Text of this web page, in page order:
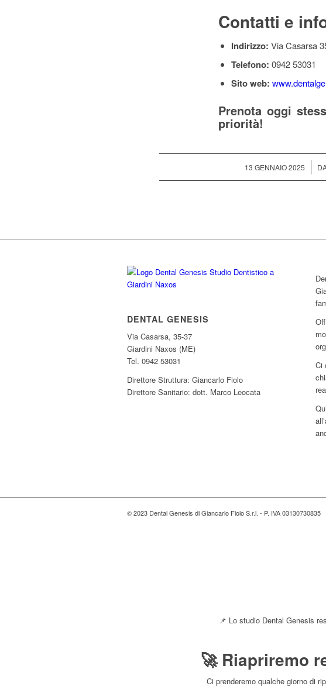
Contatti e
Indirizzo: Via Casarsa
Telefono: 0942 53031
Sito web:
Prenota oggi
priorità!
13 GENNAIO 2025
/
DENTAL GENESIS
Via Casarsa, 35-37
Giardini Naxos (ME)
Tel. 0942 53031
Direttore Struttura: Giancarlo Fiolo
Direttore Sanitario: dott. Marco Leocata
Ci
© 2023 Dental Genesis di Giancarlo Fiolo S.r.l. - P. IVA 03130730835
📌 Lo studio Dental Genesis
🚀 Riapriremo
Ci prenderemo qualche giorno di